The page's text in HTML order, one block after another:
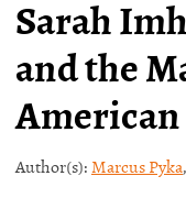
Sarah
and the
Author(s):Marcus Pyka,